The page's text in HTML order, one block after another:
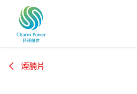
跳至內容
煙腩片